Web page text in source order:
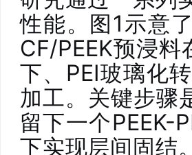
性能。图1示意
CF/PEEK预浸料
下、PEI玻璃化
加工。关键步骤
留下一个PEEK-
下实现层间固结